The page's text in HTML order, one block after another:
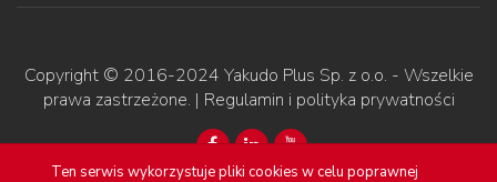
Ten serwis wykorzystuje pliki cookies w celu poprawnej
Copyright © 2016-2024 Yakudo Plus Sp. z o.o. - Wszelkie
prawa zastrzeżone. | Regulamin i polityka prywatności